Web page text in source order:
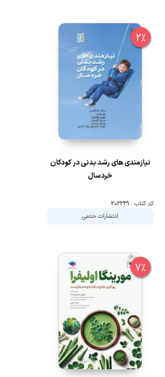
2%
نیازمندی های رشد بدنی در کودکان
خردسال
کد کتاب : 202331
انتشارات حتمی
7%